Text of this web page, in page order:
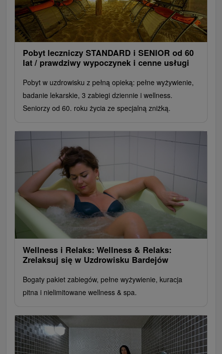
Pobyt leczniczy STANDARD i SENIOR od 60
lat / prawdziwy wypoczynek i cenne usługi
Pobyt w uzdrowisku z pełną opieką: pełne wyżywienie,
badanie lekarskie, 3 zabiegi dziennie i wellness.
Seniorzy od 60. roku życia ze specjalną zniżką.
Wellness i Relaks: Wellness & Relaks:
Zrelaksuj się w Uzdrowisku Bardejów
Bogaty pakiet zabiegów, pełne wyżywienie, kuracja
pitna i nielimitowane wellness & spa.